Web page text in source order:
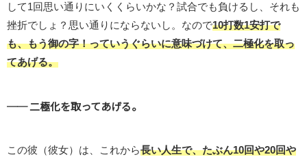
して1回思い通りにいくくらいかな？試合でも負けるし、それも
挫折でしょ？思い通りにならないし。なので10打数1安打で
も、もう御の字！っていうぐらいに意味づけて、二極化を取っ
てあげる。
── 二極化を取ってあげる。
この彼（彼女）は、これから長い人生で、たぶん10回や20回や